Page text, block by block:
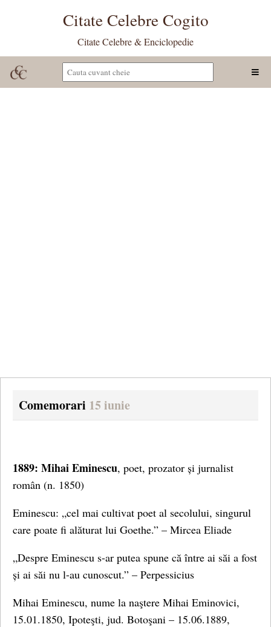
Citate Celebre Cogito
Citate Celebre & Enciclopedie
Comemorari 15 iunie
1889: Mihai Eminescu, poet, prozator și jurnalist
român (n. 1850)
Eminescu: „cel mai cultivat poet al secolului, singurul
care poate fi alăturat lui Goethe.” – Mircea Eliade
„Despre Eminescu s-ar putea spune că între ai săi a fost
și ai săi nu l-au cunoscut.” – Perpessicius
Mihai Eminescu, nume la naştere Mihai Eminovici,
15.01.1850, Ipoteşti, jud. Botoşani – 15.06.1889,